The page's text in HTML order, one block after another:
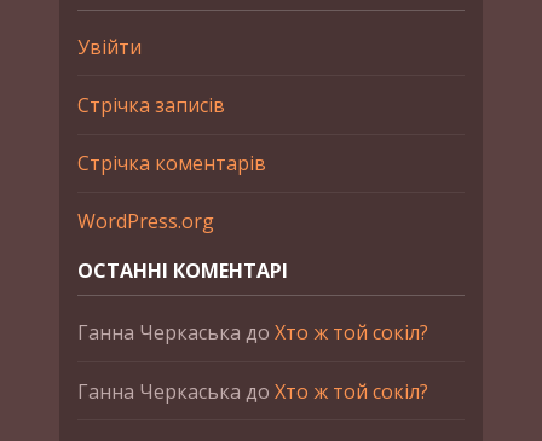
Увійти
Стрічка записів
Стрічка коментарів
WordPress.org
ОСТАННІ КОМЕНТАРІ
Ганна Черкаська до Хто ж той сокіл?
Ганна Черкаська до Хто ж той сокіл?